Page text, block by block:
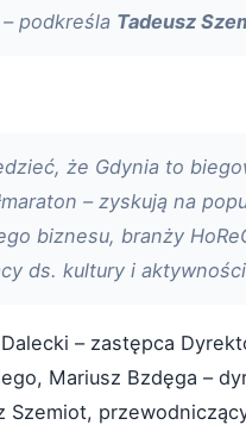
podkreśla Tadeusz
że Gdynia to
– zyskują na
biznesu, branży
ds. kultury i
– zastępca
Mariusz Bzdęga –
Szemiot,